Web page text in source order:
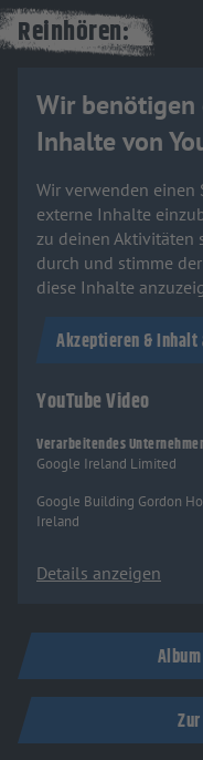
Reinhören:
Wir benötigen
Inhalte von
Wir verwenden einen
externe Inhalte
zu deinen Aktivitäten
durch und stimme
diese Inhalte
Akzeptieren & Inhalt
YouTube Video
Verarbeitendes
Google Ireland Limited
Google Building Gordon
Ireland
Details anzeigen